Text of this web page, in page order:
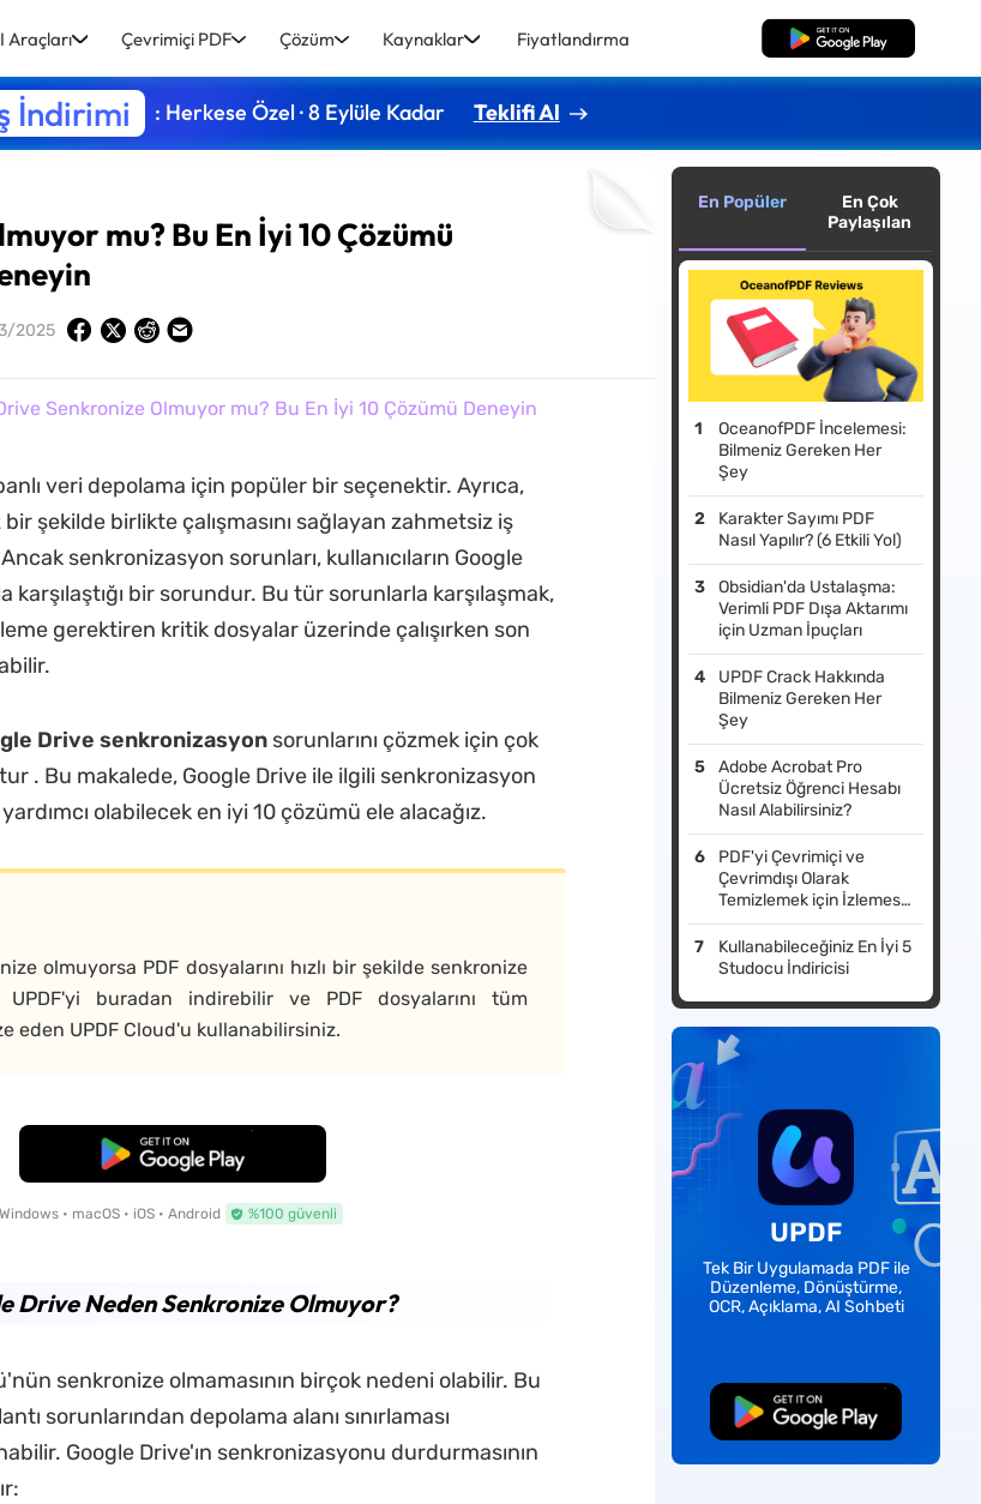
Araçları Çevrimiçi PDF Çözüm Kaynaklar Fiyatlandırma Ücretsiz İndirme
İndirimi : Herkese Özel · 8 Eylüle Kadar Teklifi Al
mu? Bu En İyi 10 Çözümü
2025
Senkronize Olmuyor mu? Bu En İyi 10 Çözümü Deneyin
veri depolama için popüler bir seçenektir. Ayrıca,
bir şekilde birlikte çalışmasını sağlayan zahmetsiz iş
senkronizasyon sorunları, kullanıcıların Google
karşılaştığı bir sorundur. Bu tür sorunlarla karşılaşmak,
gerektiren kritik dosyalar üzerinde çalışırken son
Drive senkronizasyonsorunlarını çözmek için çok
. Bu makalede, Google Drive ile ilgili senkronizasyon
olabilecek en iyi 10 çözümü ele alacağız.
olmuyorsa PDF dosyalarını hızlı bir şekilde senkronize
UPDF'yi buradan indirebilir ve PDF dosyalarını tüm
eden UPDF Cloud'u kullanabilirsiniz.
Ücretsiz İndirme
Windows • macOS • iOS • Android %100 güvenli
Drive Neden Senkronize Olmuyor?
senkronize olmamasının birçok nedeni olabilir. Bu
sorunlarından depolama alanı sınırlaması
Google Drive'ın senkronizasyonu durdurmasının
En Popüler
En Çok
Paylaşılan
OceanofPDF İncelemesi:
Bilmeniz Gereken Her
Şey
Karakter Sayımı PDF
Nasıl Yapılır? (6 Etkili Yol)
Obsidian'da Ustalaşma:
Verimli PDF Dışa Aktarımı
için Uzman İpuçları
UPDF Crack Hakkında
Bilmeniz Gereken Her
Şey
Adobe Acrobat Pro
Ücretsiz Öğrenci Hesabı
Nasıl Alabilirsiniz?
PDF'yi Çevrimiçi ve
Çevrimdışı Olarak
Temizlemek için İzlemesi
Kolay İşlem
Kullanabileceğiniz En İyi 5
Studocu İndiricisi
UPDF
Tek Bir Uygulamada PDF ile
Düzenleme, Dönüştürme,
OCR, Açıklama, AI Sohbeti
Ücretsiz İndirme